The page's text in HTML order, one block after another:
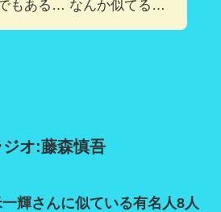
もある… なんか似てる…
オ:藤森慎吾
輝さんに似ている有名人8人